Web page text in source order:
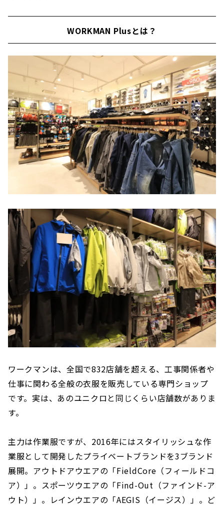
WORKMAN Plusとは？
ワークマンは、全国で832店舗を超える、工事関係者や
仕事に関わる全般の衣服を販売している専門ショップ
です。実は、あのユニクロと同じくらい店舗数がありま
す。
主力は作業服ですが、2016年にはスタイリッシュな作
業服として開発したプライベートブランドを3ブランド
展開。アウトドアウエアの「FieldCore（フィールドコ
ア）」。スポーツウエアの「Find-Out（ファインド-ア
ウト）」。レインウエアの「AEGIS（イージス）」。ど